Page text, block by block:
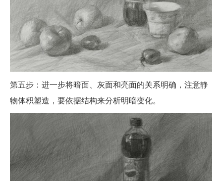
第五步：进一步将暗面、灰面和亮面的关系明确，注意静
物体积塑造，要依据结构来分析明暗变化。